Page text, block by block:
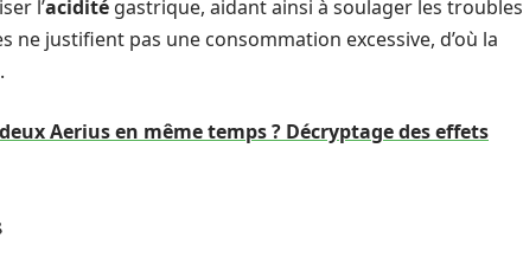
l’acidité gastrique, aidant ainsi à soulager les troubles
ne justifient pas une consommation excessive, d’où la
Aerius en même temps ? Décryptage des effets